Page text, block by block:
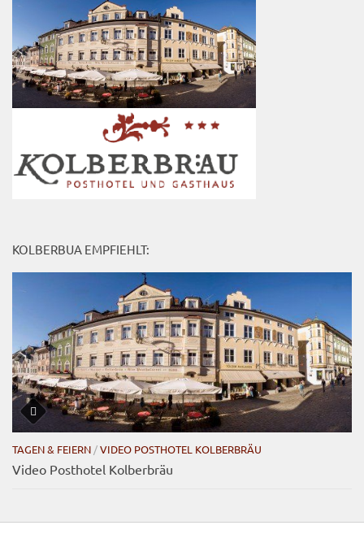
KOLBERBUA EMPFIEHLT:
TAGEN & FEIERN /VIDEO POSTHOTEL KOLBERBRÄU
Video Posthotel Kolberbräu